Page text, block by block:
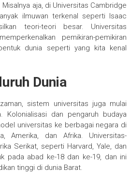
aja, di Universitas Cambridge
ilmuwan terkenal seperti Isaac
teori-teori besar. Universitas
pemikiran-pemikiran
dunia seperti yang kita kenal
Dunia
sistem universitas juga mulai
Kolonialisasi dan pengaruh budaya
universitas ke berbagai negara di
Amerika, dan Afrika. Universitas-
Serikat, seperti Harvard, Yale, dan
pada abad ke-18 dan ke-19, dan ini
tinggi di dunia Barat.